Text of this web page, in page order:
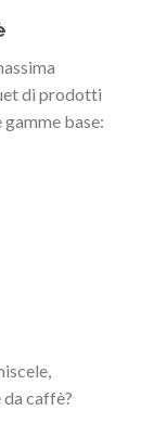
di prodotti
base:
caffè?